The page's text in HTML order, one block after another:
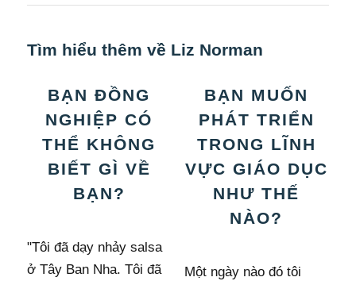
Tìm hiểu thêm về Liz Norman
BẠN ĐỒNG
NGHIỆP CÓ
THỂ KHÔNG
BIẾT GÌ VỀ
BẠN?
"Tôi đã dạy nhảy salsa
ở Tây Ban Nha. Tôi đã
BẠN MUỐN
PHÁT TRIỂN
TRONG LĨNH
VỰC GIÁO DỤC
NHƯ THẾ
NÀO?
Một ngày nào đó tôi